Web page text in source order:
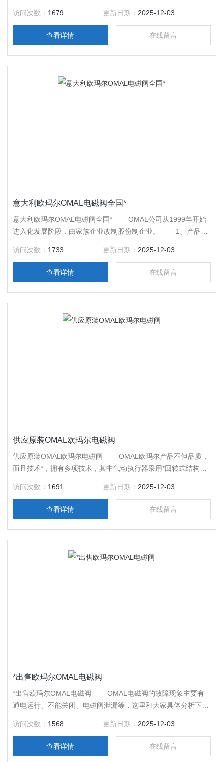
巴，抓住今天，它不再回来。 选择产品，就像过生活一样，错
了，再买也弥补不了之前的遗憾！
访问次数： 1679 更新日期： 2025-12-03
查看详情 在线留言
意大利欧玛尔OMAL电磁阀全国*
意大利欧玛尔OMAL电磁阀全国* OMAL公司从1999年开始
进入化发展阶段，由家族企业改制股份制企业。 1、产品选
力、介质允许温度范围、接口尺寸等。
访问次数： 1733 更新日期： 2025-12-03
查看详情 在线留言
供应原装OMAL欧玛尔电磁阀
供应原装OMAL欧玛尔电磁阀 OMAL欧玛尔产品不但品质，
而且技术*，拥有多项技术，其中气动执行器采用*回转式结构和
访问次数： 1691 更新日期： 2025-12-03
查看详情 在线留言
*出售欧玛尔OMAL电磁阀
*出售欧玛尔OMAL电磁阀 OMAL电磁阀的故障现象主要有
通电运行、不能关闭、电磁阀泄漏等，这里和大家具体分析下故
访问次数： 1568 更新日期： 2025-12-03
查看详情 在线留言